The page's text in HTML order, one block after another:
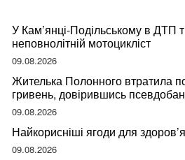
У Кам’янці-Подільському в ДТП
неповнолітній мотоцикліст
09.08.2026
Жителька Полонного втратила
гривень, довірившись
09.08.2026
Найкорисніші ягоди для
09.08.2026